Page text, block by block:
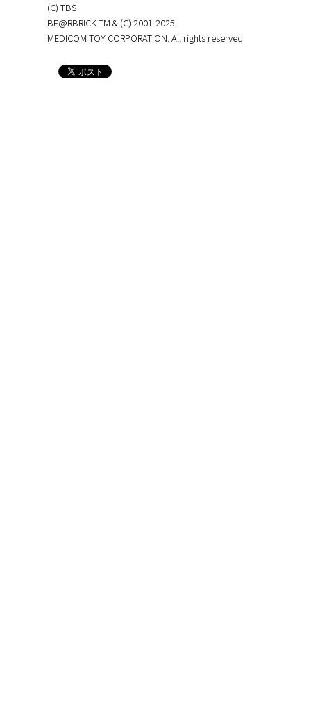
(C) TBS
BE@RBRICK TM & (C) 2001-2025
MEDICOM TOY CORPORATION. All rights reserved.